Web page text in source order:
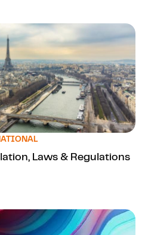
Laws & Regulations in France
Laws & Regulations